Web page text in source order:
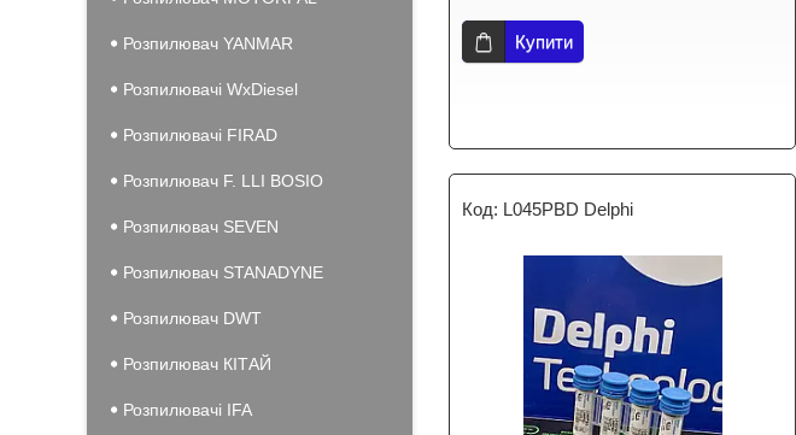
Купити
L045PBD Delphi
Розпилювач YANMAR
Розпилювачі WxDiesel
Розпилювачі FIRAD
Розпилювач F. LLI BOSIO
Розпилювач SEVEN
Розпилювач STANADYNE
Розпилювач DWT
Розпилювач КІТАЙ
Розпилювачі IFA